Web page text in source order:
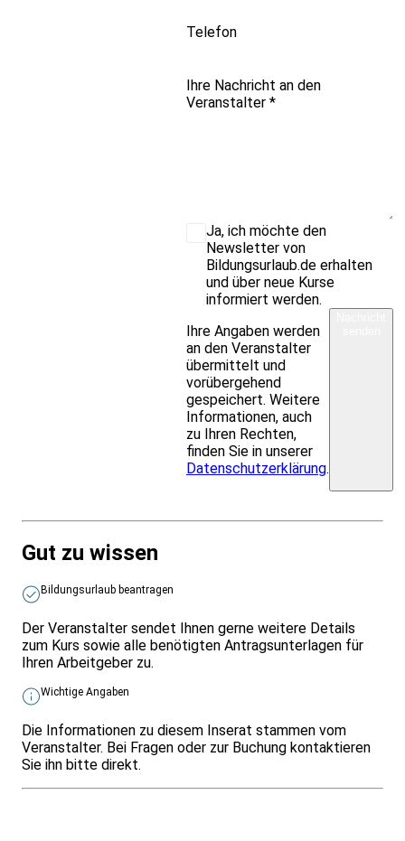
Telefon
Ihre Nachricht an den
Veranstalter *
Ja, ich möchte den
Newsletter von
Bildungsurlaub.de erhalten
und über neue Kurse
informiert werden.
Ihre Angaben werden
an den Veranstalter
übermittelt und
vorübergehend
gespeichert. Weitere
Informationen, auch
zu Ihren Rechten,
finden Sie in unserer
Datenschutzerklärung.
Gut zu wissen
Bildungsurlaub beantragen
Der Veranstalter sendet Ihnen gerne weitere Details
zum Kurs sowie alle benötigten Antragsunterlagen für
Ihren Arbeitgeber zu.
Wichtige Angaben
Die Informationen zu diesem Inserat stammen vom
Veranstalter. Bei Fragen oder zur Buchung kontaktieren
Sie ihn bitte direkt.